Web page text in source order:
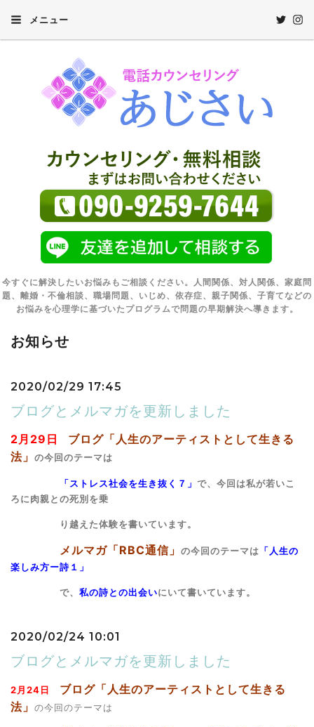
メニュー
今すぐに解決したいお悩みもご相談ください。人間関係、対人関係、家庭問
題、離婚・不倫相談、職場問題、いじめ、依存症、親子関係、子育てなどの
お悩みを心理学に基づいたプログラムで問題の早期解決へ導きます。
お知らせ
2020/02/29 17:45
ブログとメルマガを更新しました
2月29日
ブログ「人生のアーティストとして生きる
法」 の今回のテーマは
「ストレス社会を生き抜く７」 で、今回は私が若いこ
ろに肉親との死別を乗
り越えた体験を書いています。
メルマガ「RBC通信」 の今回のテーマは 「人生の
楽しみ方ー詩１」
で、 私の詩との出会いにいて書いています。
2020/02/24 10:01
ブログとメルマガを更新しました
2月24日
ブログ「人生のアーティストとして生きる
法」 の今回のテーマは